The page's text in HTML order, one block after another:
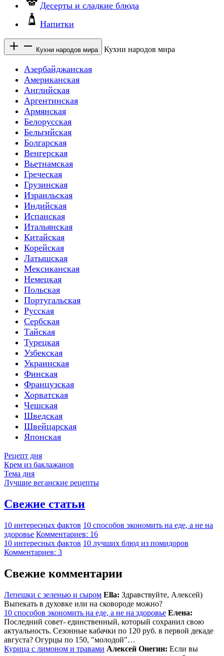
Десерты и сладкие блюда
Напитки
Кухни народов мира Кухни народов мира
Азербайджанская
Американская
Английская
Аргентинская
Армянская
Белорусская
Бельгийская
Болгарская
Венгерская
Вьетнамская
Греческая
Грузинская
Израильская
Индийская
Испанская
Итальянская
Китайская
Корейская
Латышская
Мексиканская
Немецкая
Польская
Португальская
Русская
Сербская
Тайская
Турецкая
Узбекская
Украинская
Финская
Французская
Хорватская
Чешская
Шведская
Швейцарская
Японская
Рецепт дня
Крем из баклажанов
Тема дня
Лучшие веганские рецепты
Свежие статьи
10 интересных фактов 10 способов экономить на еде, а не на
здоровье Комментариев: 16
10 интересных фактов 10 лучших блюд из помидоров
Комментариев: 3
Свежие комментарии
Лепешки с зеленью и сыром Ella: Здравствуйте, Алексей)
Выпекать в духовке или на сковороде можно?
10 способов экономить на еде, а не на здоровье Елена:
Последний совет- единственный, который сохранил свою
актуальность. Сезонные кабачки по 120 руб. в первой декаде
августа? Огурцы по 150, "молодой"…
Курица с лимоном и травами Алексей Онегин: Если вы